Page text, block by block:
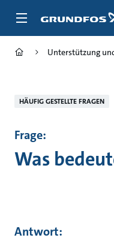
Inhalt
Unterstützung
HÄUFIG GESTELLTE FRAGEN
Frage:
Was
Antwort: